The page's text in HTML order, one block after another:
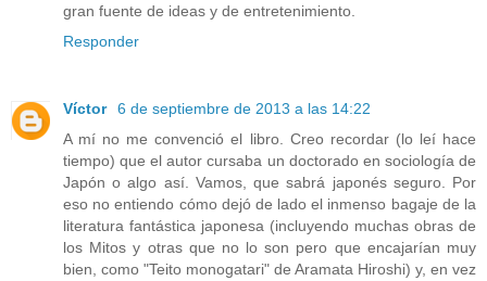
gran fuente de ideas y de entretenimiento.
Responder
Víctor 6 de septiembre de 2013 a las 14:22
A mí no me convenció el libro. Creo recordar (lo leí hace
tiempo) que el autor cursaba un doctorado en sociología de
Japón o algo así. Vamos, que sabrá japonés seguro. Por
eso no entiendo cómo dejó de lado el inmenso bagaje de la
literatura fantástica japonesa (incluyendo muchas obras de
los Mitos y otras que no lo son pero que encajarían muy
bien, como "Teito monogatari" de Aramata Hiroshi) y, en vez